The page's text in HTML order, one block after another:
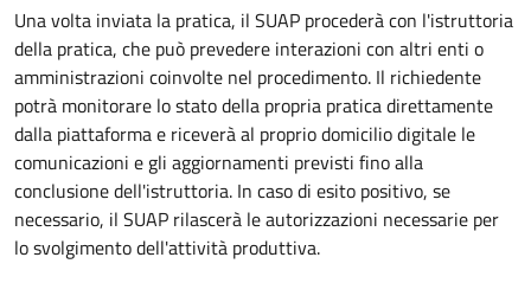
Una volta inviata la pratica, il SUAP procederà con l'istruttoria
della pratica, che può prevedere interazioni con altri enti o
amministrazioni coinvolte nel procedimento. Il richiedente
potrà monitorare lo stato della propria pratica direttamente
dalla piattaforma e riceverà al proprio domicilio digitale le
comunicazioni e gli aggiornamenti previsti fino alla
conclusione dell'istruttoria. In caso di esito positivo, se
necessario, il SUAP rilascerà le autorizzazioni necessarie per
lo svolgimento dell'attività produttiva.